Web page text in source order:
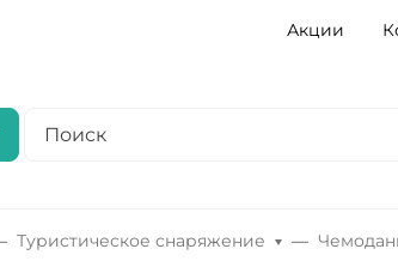
Акции
Туристическое снаряжение